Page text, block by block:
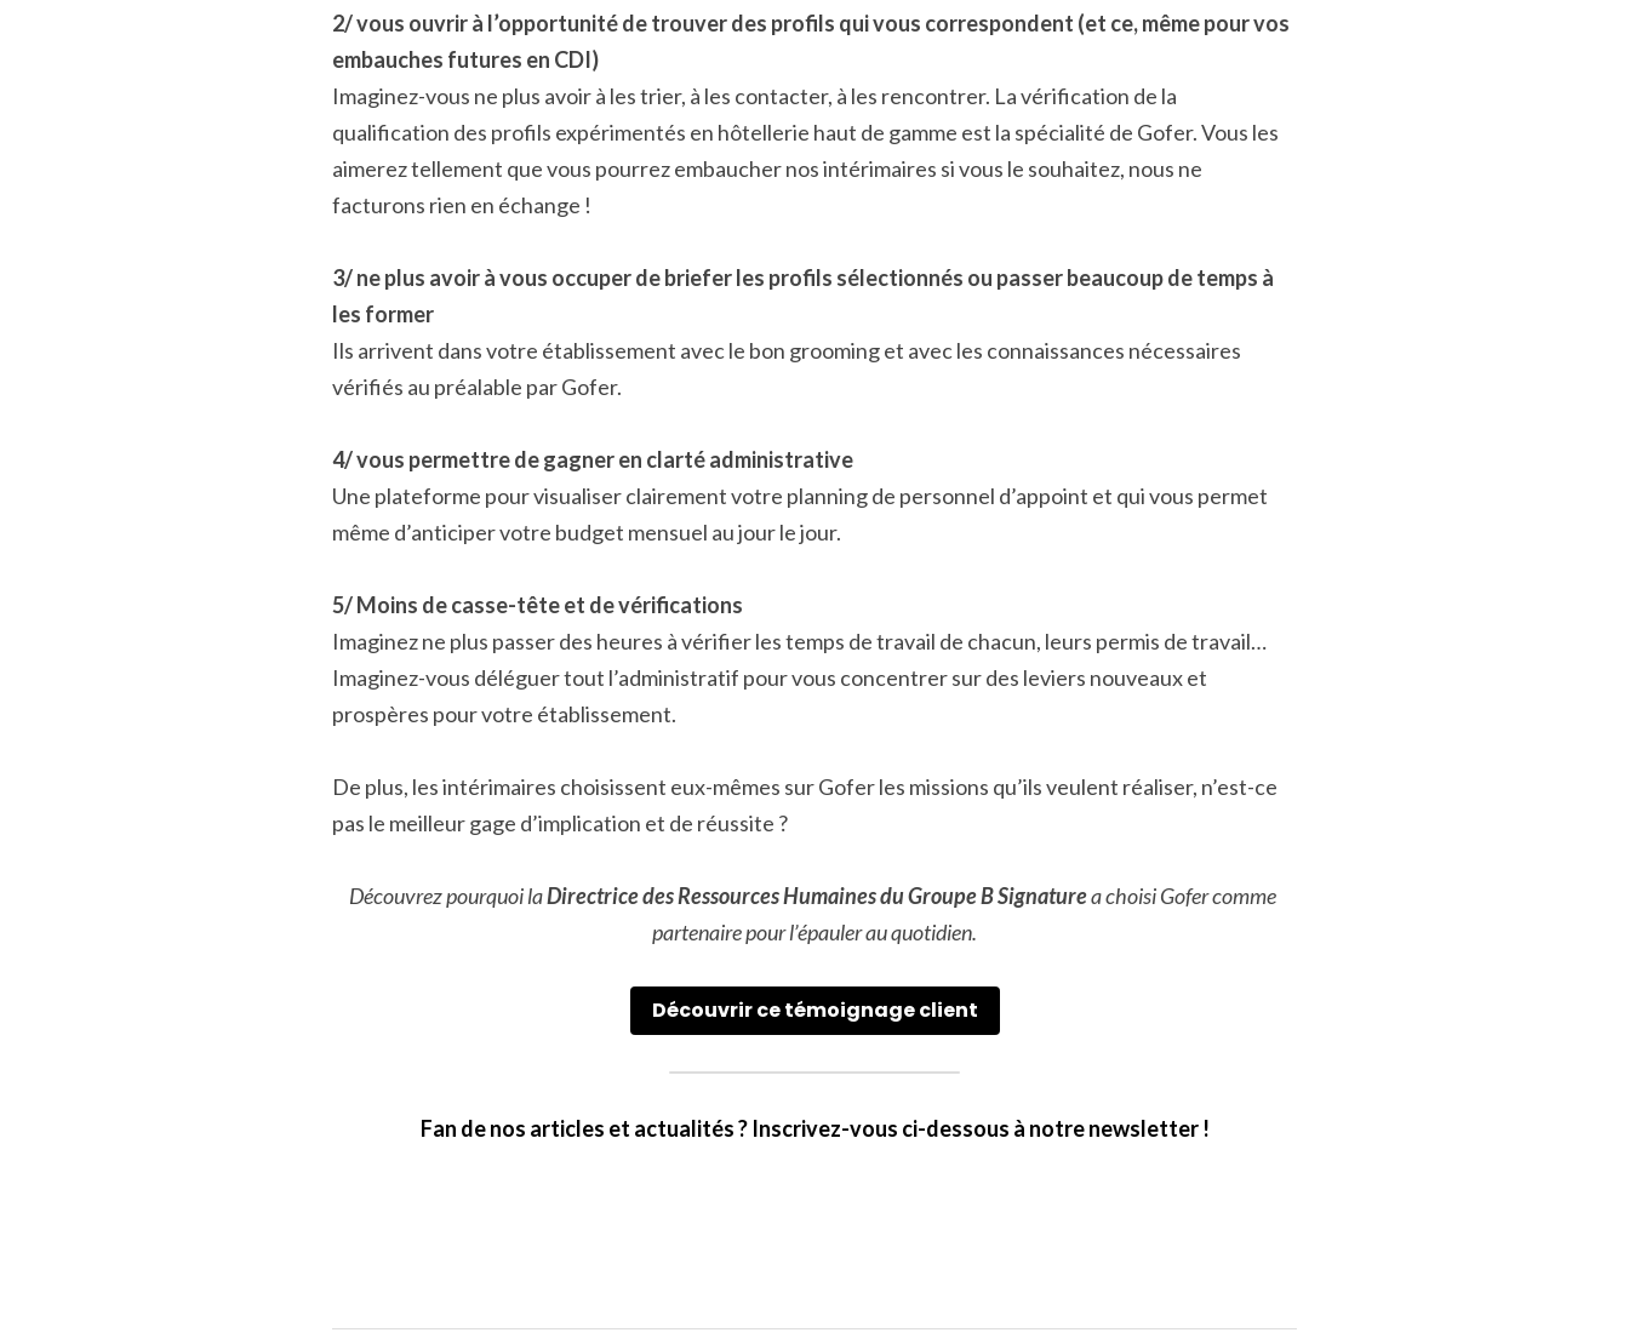
2/ vous ouvrir à l’opportunité de trouver des profils qui vous correspondent (et ce, même pour vos
embauches futures en CDI)
Imaginez-vous ne plus avoir à les trier, à les contacter, à les rencontrer. La vérification de la
qualification des profils expérimentés en hôtellerie haut de gamme est la spécialité de Gofer. Vous les
aimerez tellement que vous pourrez embaucher nos intérimaires si vous le souhaitez, nous ne
facturons rien en échange !
3/ ne plus avoir à vous occuper de briefer les profils sélectionnés ou passer beaucoup de temps à
les former
Ils arrivent dans votre établissement avec le bon grooming et avec les connaissances nécessaires
vérifiés au préalable par Gofer.
4/ vous permettre de gagner en clarté administrative
Une plateforme pour visualiser clairement votre planning de personnel d’appoint et qui vous permet
même d’anticiper votre budget mensuel au jour le jour.
5/ Moins de casse-tête et de vérifications
Imaginez ne plus passer des heures à vérifier les temps de travail de chacun, leurs permis de travail…
Imaginez-vous déléguer tout l’administratif pour vous concentrer sur des leviers nouveaux et
prospères pour votre établissement.
De plus, les intérimaires choisissent eux-mêmes sur Gofer les missions qu’ils veulent réaliser, n’est-ce
pas le meilleur gage d’implication et de réussite ?
Découvrez pourquoi la Directrice des Ressources Humaines du Groupe B Signature a choisi Gofer comme
partenaire pour l’épauler au quotidien.
Découvrir ce témoignage client
Fan de nos articles et actualités ? Inscrivez-vous ci-dessous à notre newsletter !